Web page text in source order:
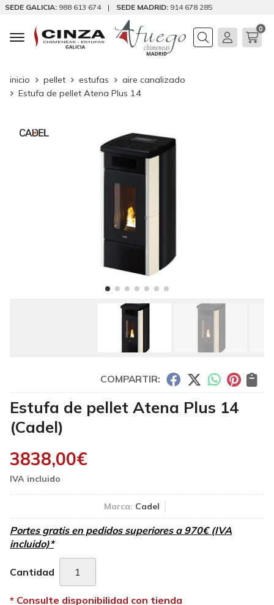
SEDE GALICIA: 988 613 674 | SEDE MADRID: 914 678 285
Buscar
0
inicio pellet estufas
aire canalizado
Estufa de pellet Atena Plus 14
COMPARTIR:
Estufa de pellet Atena Plus 14
(Cadel)
3838,00€
Marca: Cadel
Portes gratis en pedidos superiores a 970€ (IVA
incluido)*
Cantidad